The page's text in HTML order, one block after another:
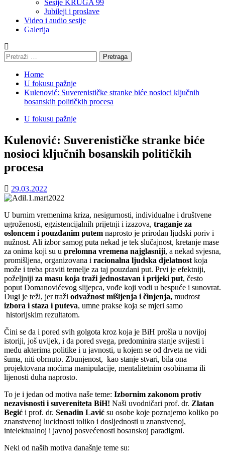
Sesije KRUGA 99
Jubileji i proslave
Video i audio sesije
Galerija
Pretraga:
Home
U fokusu pažnje
Kulenović: Suverenističke stranke biće nosioci ključnih
bosanskih političkih procesa
U fokusu pažnje
Kulenović: Suverenističke stranke biće
nosioci ključnih bosanskih političkih
procesa
29.03.2022
U burnim vremenima kriza, nesigurnosti, individualne i društvene
ugroženosti, egzistencijalnih prijetnji i izazova, traganje za
osloncem i pouzdanim putem naprosto je prirodan ljudski poriv i
nužnost. Ali izbor samog puta nekad je tek slučajnost, kretanje mase
za onima koji su u prelomna vremena najglasniji, a nekad svjesna,
promišljena, organizovana i racionalna ljudska djelatnost koja
može i treba praviti temelje za taj pouzdani put. Prvi je efektniji,
poželjniji za masu koja traži jednostavan i prijeki put, često
poput Domanovićevog slijepca, vođe koji vodi u bespuće i sunovrat.
Dugi je teži, jer traži odvažnost mišljenja i činjenja, mudrost
izbora i staza i puteva, umne prakse koja se mjeri samo
historijskim rezultatom.
Čini se da i pored svih golgota kroz koja je BiH prošla u novijoj
istoriji, još uvijek, i da pored svega, predominira stanje svijesti i
među akterima politike i u javnosti, u kojem se od drveta ne vidi
šuma, niti obrnuto. Zbunjenost, kao stanje stvari, bila ona
projektovana moćima manipulacije, mentalitetnim osobinama ili
lijenosti duha naprosto.
To je i jedan od motiva naše teme: Izbornim zakonom protiv
nezavisnosti i suvereniteta BiH! Naši uvodničari prof. dr. Zlatan
Begić i prof. dr. Senadin Lavić su osobe koje poznajemo koliko po
znanstvenoj lucidnosti toliko i dosljednosti u znanstvenoj,
intelektualnoj i javnoj posvećenosti bosanskoj paradigmi.
Neki od naših motiva današnje teme su: